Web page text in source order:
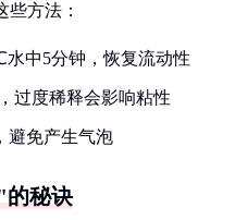
方法：
水中5分钟，恢复流动性
过度稀释会影响粘性
避免产生气泡
的秘诀